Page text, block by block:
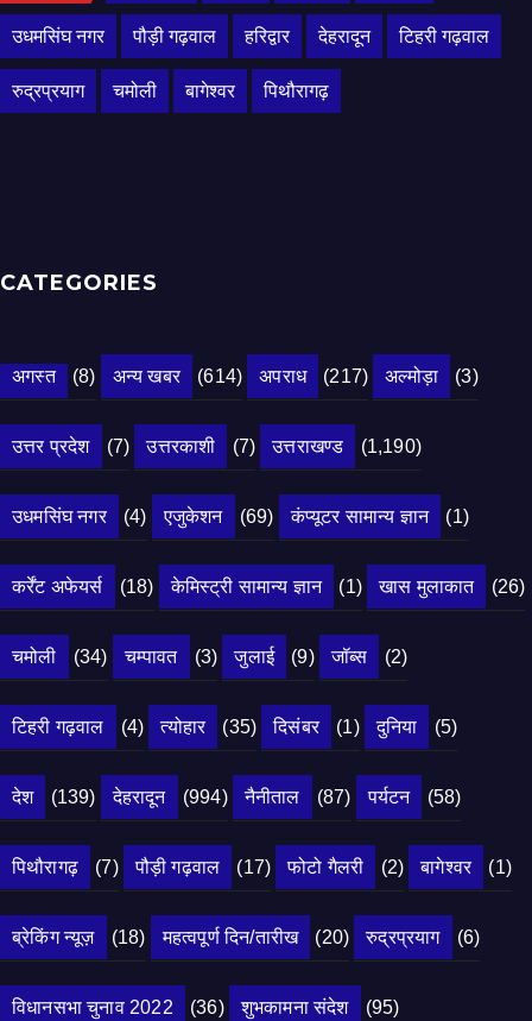
उधमसिंघ नगर पौड़ी गढ़वाल हरिद्वार देहरादून टिहरी गढ़वाल
रुद्रप्रयाग चमोली बागेश्वर पिथौरागढ़
CATEGORIES
अगस्त (8) अन्य खबर (614) अपराध (217) अल्मोड़ा (3)
उत्तर प्रदेश (7) उत्तरकाशी (7) उत्तराखण्ड (1,190)
उधमसिंघ नगर (4) एजुकेशन (69) कंप्यूटर सामान्य ज्ञान (1)
कर्रेंट अफेयर्स (18) केमिस्ट्री सामान्य ज्ञान (1) खास मुलाकात (26)
चमोली (34) चम्पावत (3) जुलाई (9) जॉब्स (2)
टिहरी गढ़वाल (4) त्योहार (35) दिसंबर (1) दुनिया (5)
देश (139) देहरादून (994) नैनीताल (87) पर्यटन (58)
पिथौरागढ़ (7) पौड़ी गढ़वाल (17) फोटो गैलरी (2) बागेश्वर (1)
ब्रेकिंग न्यूज़ (18) महत्वपूर्ण दिन/तारीख (20) रुद्रप्रयाग (6)
विधानसभा चुनाव 2022 (36) शुभकामना संदेश (95)